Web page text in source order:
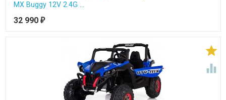
MX Buggy 12V 2.4G ...
32 990 ₽

